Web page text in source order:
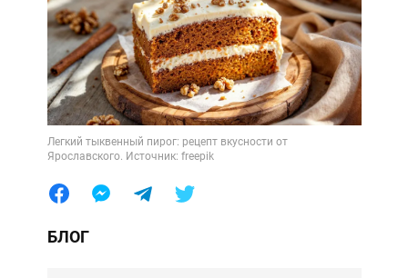
Легкий тыквенный пирог: рецепт вкусности от
Ярославского. Источник: freepik
БЛОГ